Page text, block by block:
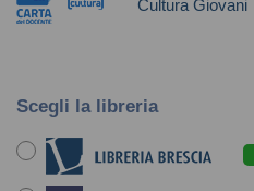
Cultura Giovani
Scegli la libreria